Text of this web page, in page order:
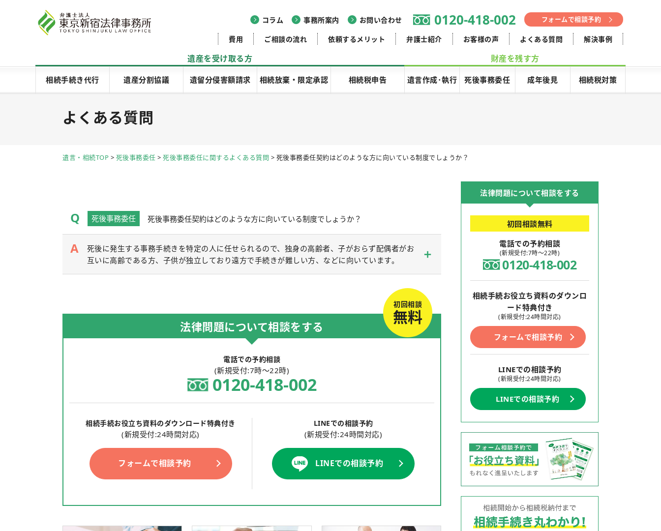
コラム 事務所案内 お問い合わせ 0120-418-002 フォームで相談予約
費用 ご相談の流れ 依頼するメリット 弁護士紹介 お客様の声 よくある質問 解決事例
遺産を受け取る方 財産を残す方
相続手続き代行 遺産分割協議 遺留分侵害額請求 相続放棄・限定承認 相続税申告 遺言作成･執行 死後事務委任 成年後見 相続税対策
よくある質問
遺言・相続TOP > 死後事務委任 > 死後事務委任に関するよくある質問 > 死後事務委任契約はどのような方に向いている制度でしょうか？
死後事務委任 死後事務委任契約はどのような方に向いている制度でしょうか？
死後に発生する事務手続きを特定の人に任せられるので、独身の高齢者、子がおらず配偶者がお
互いに高齢である方、子供が独立しており遠方で手続きが難しい方、などに向いています。
初回相談
無料
法律問題について相談をする
電話での予約相談
(新規受付:7時～22時)
0120-418-002
相続手続お役立ち資料のダウンロード特典付き
(新規受付:24時間対応)
フォームで相談予約
LINEでの相談予約
(新規受付:24時間対応)
LINEでの相談予約
法律問題について相談をする
初回相談無料
電話での予約相談
(新規受付:7時～22時)
0120-418-002
相続手続お役立ち資料のダウンロ
ード特典付き
(新規受付:24時間対応)
フォームで相談予約
LINEでの相談予約
(新規受付:24時間対応)
LINEでの相談予約